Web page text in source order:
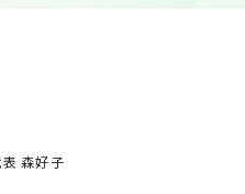
表 森好子